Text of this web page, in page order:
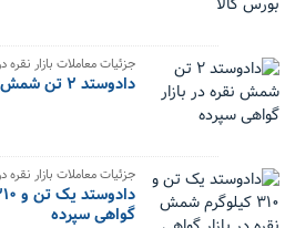
جزئیات معاملات بازار نقره
دادوستد ۲ تن شمش نقره در بازار گواهی سپرده
جزئیات معاملات بازار نقره
گواهی سپرده